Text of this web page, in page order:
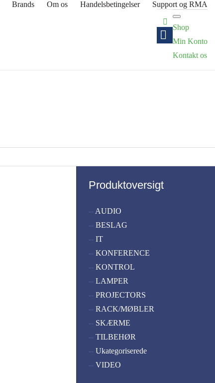
Brands Om os Handelsbetingelser Support og RMA
Shop
Min Konto
Kontakt os
Produktoversigt
-- AUDIO
-- BESLAG
-- IT
-- KONFERENCE
-- KONTROL
-- LAMPER
-- PROJECTORS
-- RACK/MØBLER
-- SKÆRME
-- TILBEHØR
-- Ukategoriserede
-- VIDEO